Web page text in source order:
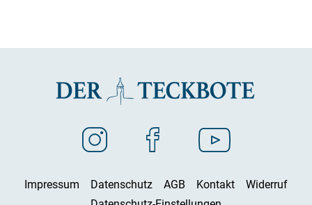
Impressum Datenschutz AGB Kontakt
Widerruf